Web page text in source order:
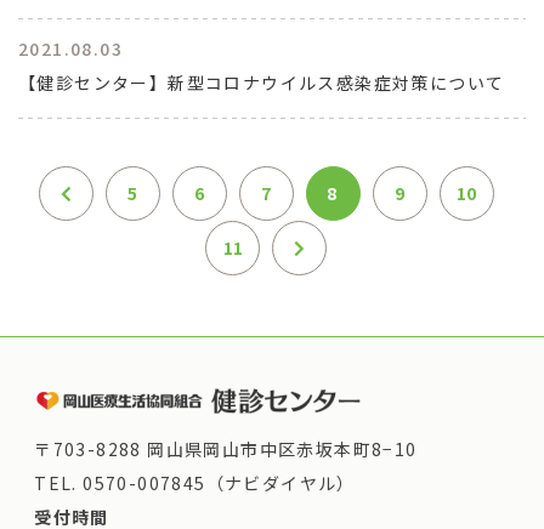
2021.08.03
【健診センター】新型コロナウイルス感染症対策について
5 6 7 8 9 10
11
〒703-8288 岡山県岡山市中区赤坂本町8−10
TEL.0570-007845（ナビダイヤル）
受付時間